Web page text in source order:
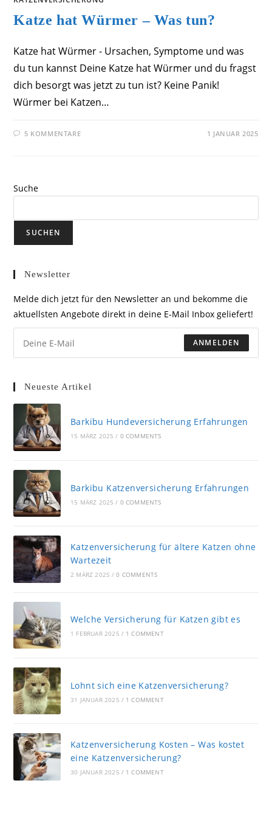
Katze hat Würmer – Was tun?
Katze hat Würmer - Ursachen, Symptome und was
du tun kannst Deine Katze hat Würmer und du fragst
dich besorgt was jetzt zu tun ist? Keine Panik!
Würmer bei Katzen…
5 KOMMENTARE 1 JANUAR 2025
Suche
SUCHEN
Newsletter
Melde dich jetzt für den Newsletter an und bekomme die
aktuellsten Angebote direkt in deine E-Mail Inbox geliefert!
ANMELDEN
Neueste Artikel
Barkibu Hundeversicherung Erfahrungen
15 MÄRZ 2025 / 0 COMMENTS
Barkibu Katzenversicherung Erfahrungen
15 MÄRZ 2025 / 0 COMMENTS
Katzenversicherung für ältere Katzen ohne
Wartezeit
2 MÄRZ 2025 / 0 COMMENTS
Welche Versicherung für Katzen gibt es
1 FEBRUAR 2025 / 1 COMMENT
Lohnt sich eine Katzenversicherung?
31 JANUAR 2025 / 1 COMMENT
Katzenversicherung Kosten – Was kostet
eine Katzenversicherung?
30 JANUAR 2025 / 1 COMMENT